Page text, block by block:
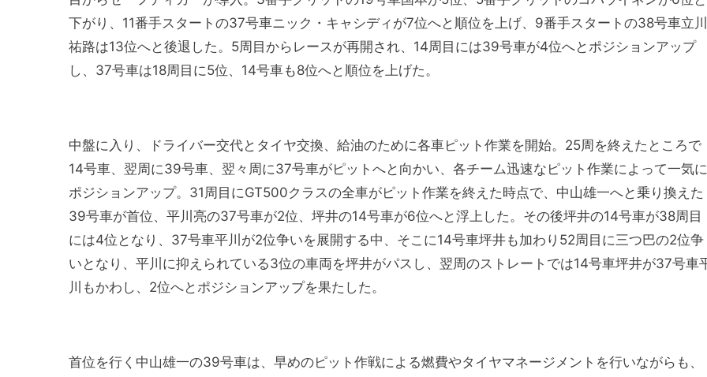
下がり、11番手スタートの37号車ニック・キャシディが7位へと順位を上げ、9番手スタートの38号車立川
祐路は13位へと後退した。5周目からレースが再開され、14周目には39号車が4位へとポジションアップ
し、37号車は18周目に5位、14号車も8位へと順位を上げた。
中盤に入り、ドライバー交代とタイヤ交換、給油のために各車ピット作業を開始。25周を終えたところで
14号車、翌周に39号車、翌々周に37号車がピットへと向かい、各チーム迅速なピット作業によって一気に
ポジションアップ。31周目にGT500クラスの全車がピット作業を終えた時点で、中山雄一へと乗り換えた
39号車が首位、平川亮の37号車が2位、坪井の14号車が6位へと浮上した。その後坪井の14号車が38周目
には4位となり、37号車平川が2位争いを展開する中、そこに14号車坪井も加わり52周目に三つ巴の2位争
いとなり、平川に抑えられている3位の車両を坪井がパスし、翌周のストレートでは14号車坪井が37号車
川もかわし、2位へとポジションアップを果たした。
首位を行く中山雄一の39号車は、早めのピット作戦による燃費やタイヤマネージメントを行いながらも、